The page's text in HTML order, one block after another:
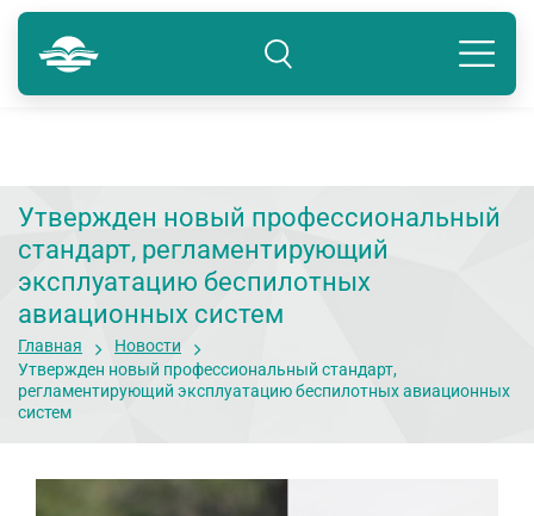
Краснодар
Подразделение: Краснодар
8 800 234-80-99
Утвержден новый профессиональный
стандарт, регламентирующий
эксплуатацию беспилотных
авиационных систем
Главная
Новости
Утвержден новый профессиональный стандарт,
регламентирующий эксплуатацию беспилотных авиационных
систем